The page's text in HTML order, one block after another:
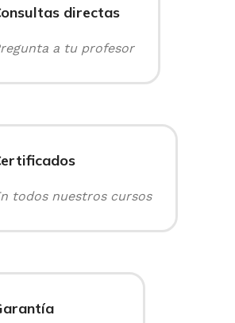
directas
a tu profesor
todos nuestros cursos